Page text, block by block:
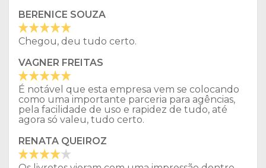
BERENICE SOUZA
Chegou, deu tudo certo.
VAGNER FREITAS
É notável que esta empresa vem se colocando
como uma importante parceria para agências,
pela facilidade de uso e rapidez de tudo, até
agora só valeu, tudo certo.
RENATA QUEIROZ